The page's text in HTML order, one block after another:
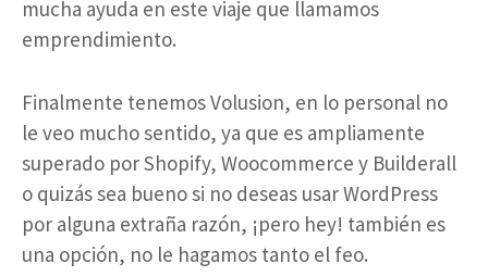
mucha ayuda en este viaje que llamamos
emprendimiento.
Finalmente tenemos Volusion, en lo personal no
le veo mucho sentido, ya que es ampliamente
superado por Shopify, Woocommerce y Builderall
o quizás sea bueno si no deseas usar WordPress
por alguna extraña razón, ¡pero hey! también es
una opción, no le hagamos tanto el feo.